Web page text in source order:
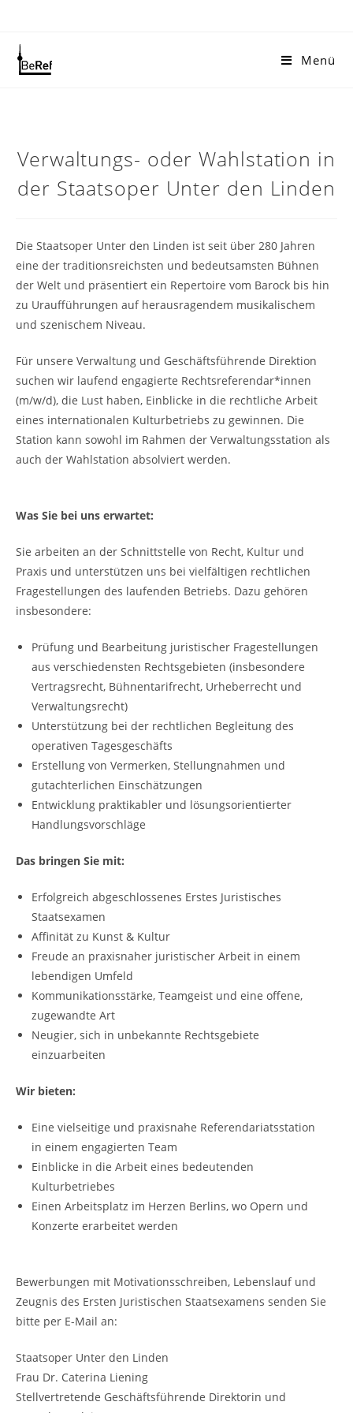
springen
Menü
Verwaltungs- oder Wahlstation in
der Staatsoper Unter den Linden
Die Staatsoper Unter den Linden ist seit über 280 Jahren
eine der traditionsreichsten und bedeutsamsten Bühnen
der Welt und präsentiert ein Repertoire vom Barock bis hin
zu Uraufführungen auf herausragendem musikalischem
und szenischem Niveau.
Für unsere Verwaltung und Geschäftsführende Direktion
suchen wir laufend engagierte Rechtsreferendar*innen
(m/w/d), die Lust haben, Einblicke in die rechtliche Arbeit
eines internationalen Kulturbetriebs zu gewinnen. Die
Station kann sowohl im Rahmen der Verwaltungsstation als
auch der Wahlstation absolviert werden.
Was Sie bei uns erwartet:
Sie arbeiten an der Schnittstelle von Recht, Kultur und
Praxis und unterstützen uns bei vielfältigen rechtlichen
Fragestellungen des laufenden Betriebs. Dazu gehören
insbesondere:
Prüfung und Bearbeitung juristischer Fragestellungen
aus verschiedensten Rechtsgebieten (insbesondere
Vertragsrecht, Bühnentarifrecht, Urheberrecht und
Verwaltungsrecht)
Unterstützung bei der rechtlichen Begleitung des
operativen Tagesgeschäfts
Erstellung von Vermerken, Stellungnahmen und
gutachterlichen Einschätzungen
Entwicklung praktikabler und lösungsorientierter
Handlungsvorschläge
Das bringen Sie mit:
Erfolgreich abgeschlossenes Erstes Juristisches
Staatsexamen
Affinität zu Kunst & Kultur
Freude an praxisnaher juristischer Arbeit in einem
lebendigen Umfeld
Kommunikationsstärke, Teamgeist und eine offene,
zugewandte Art
Neugier, sich in unbekannte Rechtsgebiete
einzuarbeiten
Wir bieten:
Eine vielseitige und praxisnahe Referendariatsstation
in einem engagierten Team
Einblicke in die Arbeit eines bedeutenden
Kulturbetriebes
Einen Arbeitsplatz im Herzen Berlins, wo Opern und
Konzerte erarbeitet werden
Bewerbungen mit Motivationsschreiben, Lebenslauf und
Zeugnis des Ersten Juristischen Staatsexamens senden Sie
bitte per E-Mail an:
Staatsoper Unter den Linden
Frau Dr. Caterina Liening
Stellvertretende Geschäftsführende Direktorin und